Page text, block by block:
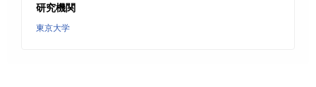
研究機関
東京大学